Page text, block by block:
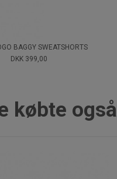
BAGGY SWEATSHORTS
DKK 399,00
købte også